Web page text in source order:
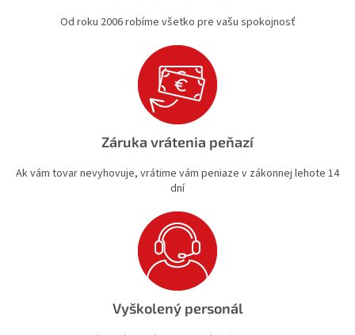
Od roku 2006 robíme všetko pre vašu spokojnosť
Záruka vrátenia peňazí
Ak vám tovar nevyhovuje, vrátime vám peniaze v zákonnej lehote 14
dní
Vyškolený personál